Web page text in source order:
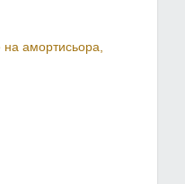
амортисьора,